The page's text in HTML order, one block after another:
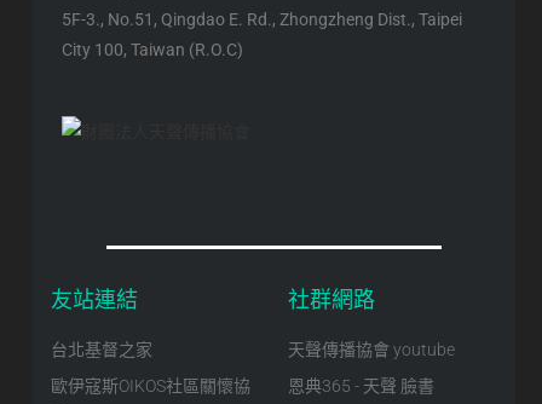
5F-3., No.51, Qingdao E. Rd., Zhongzheng Dist., Taipei
City 100, Taiwan (R.O.C)
友站連結
台北基督之家
歐伊寇斯OIKOS社區關懷協
社群網路
天聲傳播協會 youtube
恩典365 - 天聲 臉書